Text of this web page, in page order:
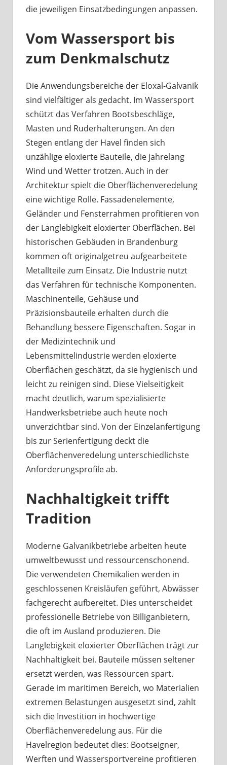
die jeweiligen Einsatzbedingungen anpassen.
Vom Wassersport bis
zum Denkmalschutz
Die Anwendungsbereiche der Eloxal-Galvanik
sind vielfältiger als gedacht. Im Wassersport
schützt das Verfahren Bootsbeschläge,
Masten und Ruderhalterungen. An den
Stegen entlang der Havel finden sich
unzählige eloxierte Bauteile, die jahrelang
Wind und Wetter trotzen. Auch in der
Architektur spielt die Oberflächenveredelung
eine wichtige Rolle. Fassadenelemente,
Geländer und Fensterrahmen profitieren von
der Langlebigkeit eloxierter Oberflächen. Bei
historischen Gebäuden in Brandenburg
kommen oft originalgetreu aufgearbeitete
Metallteile zum Einsatz. Die Industrie nutzt
das Verfahren für technische Komponenten.
Maschinenteile, Gehäuse und
Präzisionsbauteile erhalten durch die
Behandlung bessere Eigenschaften. Sogar in
der Medizintechnik und
Lebensmittelindustrie werden eloxierte
Oberflächen geschätzt, da sie hygienisch und
leicht zu reinigen sind. Diese Vielseitigkeit
macht deutlich, warum spezialisierte
Handwerksbetriebe auch heute noch
unverzichtbar sind. Von der Einzelanfertigung
bis zur Serienfertigung deckt die
Oberflächenveredelung unterschiedlichste
Anforderungsprofile ab.
Nachhaltigkeit trifft
Tradition
Moderne Galvanikbetriebe arbeiten heute
umweltbewusst und ressourcenschonend.
Die verwendeten Chemikalien werden in
geschlossenen Kreisläufen geführt, Abwässer
fachgerecht aufbereitet. Dies unterscheidet
professionelle Betriebe von Billiganbietern,
die oft im Ausland produzieren. Die
Langlebigkeit eloxierter Oberflächen trägt zur
Nachhaltigkeit bei. Bauteile müssen seltener
ersetzt werden, was Ressourcen spart.
Gerade im maritimen Bereich, wo Materialien
extremen Belastungen ausgesetzt sind, zahlt
sich die Investition in hochwertige
Oberflächenveredelung aus. Für die
Havelregion bedeutet dies: Bootseigner,
Werften und Wassersportvereine profitieren